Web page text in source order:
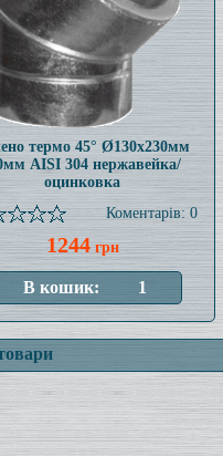
термо 45° Ø130x230мм
AISI 304 нержавейка/
оцинковка
Коментарів: 0
1244грн